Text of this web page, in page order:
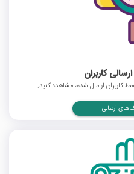
کاربران
کاربران ارسال شده، مشاهده کنید.
ارسالی